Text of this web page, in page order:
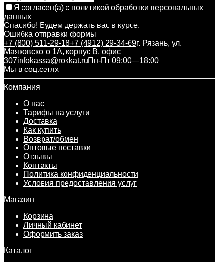
Я согласен(a) с политикой обработки персональных
данных
Спасибо! Будем держать вас в курсе.
Ошибка отправки формы
+7 (800) 511-29-18+7 (4912) 29-34-69г. Рязань, ул.
Маяковского 1А, корпус B, офис
307infokassa@rokkat.ruПн-Пт 09:00—18:00
Мы в соц.сетях
Компания
О нас
Тарифы на услуги
Доставка
Как купить
Возврат/обмен
Оптовые поставки
Отзывы
Контакты
Политика конфиденциальности
Условия предоставления услуг
Магазин
Корзина
Личный кабинет
Оформить заказ
Каталог